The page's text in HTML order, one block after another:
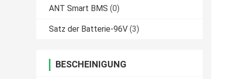
ANT Smart BMS (0)
Satz der Batterie-96V (3)
BESCHEINIGUNG